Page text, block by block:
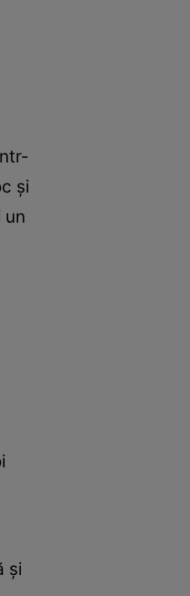
și
un
și